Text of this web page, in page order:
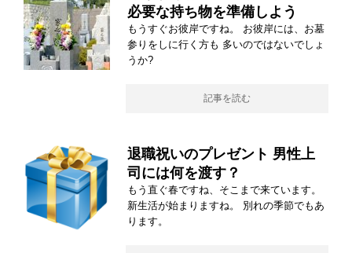
必要な持ち物を準備しよう
もうすぐお彼岸ですね。 お彼岸には、お墓
参りをしに行く方も 多いのではないでしょ
うか?
記事を読む
退職祝いのプレゼント 男性上
司には何を渡す？
もう直ぐ春ですね、そこまで来ています。
新生活が始まりますね。 別れの季節でもあ
ります。